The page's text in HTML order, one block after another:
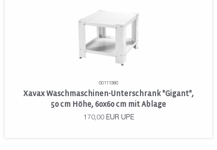
00111380
Xavax Waschmaschinen-Unterschrank "Gigant",
50 cm Höhe, 60x60 cm mit Ablage
170,00 EUR UPE